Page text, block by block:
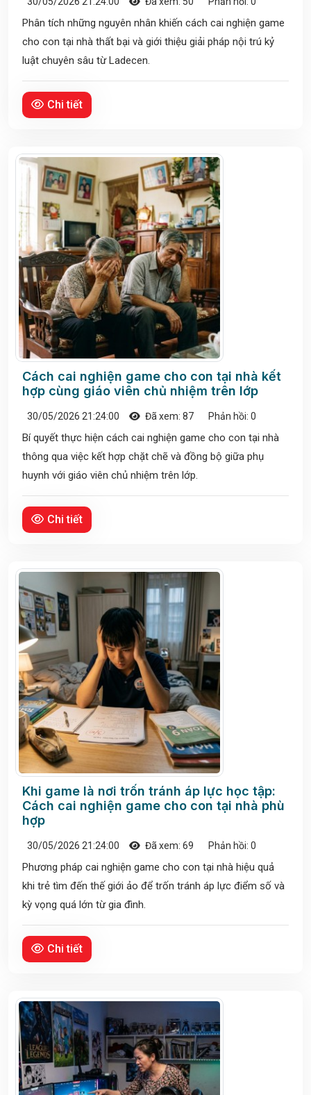
Phân tích những nguyên nhân khiến cách cai nghiện game
cho con tại nhà thất bại và giới thiệu giải pháp nội trú kỷ
luật chuyên sâu từ Ladecen.
Chi tiết
Cách cai nghiện game cho con tại nhà kết
hợp cùng giáo viên chủ nhiệm trên lớp
30/05/2026 21:24:00 Đã xem: 87 Phản hồi: 0
Bí quyết thực hiện cách cai nghiện game cho con tại nhà
thông qua việc kết hợp chặt chẽ và đồng bộ giữa phụ
huynh với giáo viên chủ nhiệm trên lớp.
Chi tiết
Khi game là nơi trốn tránh áp lực học tập:
Cách cai nghiện game cho con tại nhà phù
hợp
30/05/2026 21:24:00 Đã xem: 69 Phản hồi: 0
Phương pháp cai nghiện game cho con tại nhà hiệu quả
khi trẻ tìm đến thế giới ảo để trốn tránh áp lực điểm số và
kỳ vọng quá lớn từ gia đình.
Chi tiết